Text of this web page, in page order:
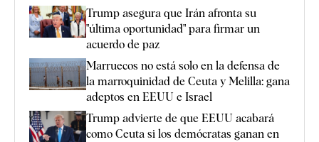
Trump asegura que Irán afronta su
"última oportunidad" para firmar un
acuerdo de paz
Marruecos no está solo en la defensa de
la marroquinidad de Ceuta y Melilla: gana
adeptos en EEUU e Israel
Trump advierte de que EEUU acabará
como Ceuta si los demócratas ganan en